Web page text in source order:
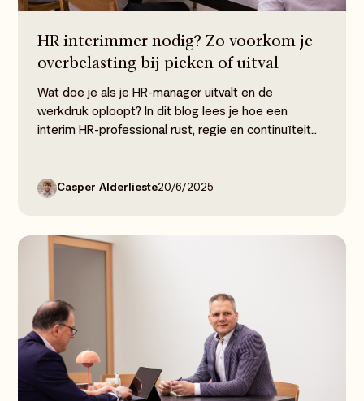
HR interimmer nodig? Zo voorkom je
overbelasting bij pieken of uitval
Wat doe je als je HR-manager uitvalt en de
werkdruk oploopt? In dit blog lees je hoe een
interim HR-professional rust, regie en continuïteit
Casper Alderlieste20/6/2025